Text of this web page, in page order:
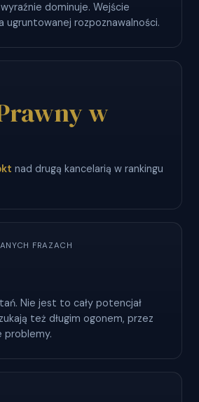
dominuje. Wejście
ugruntowanej rozpoznawalności.
w
nad drugą kancelarią w rankingu
FRAZACH
Nie jest to cały potencjał
też długim ogonem, przez
problemy.